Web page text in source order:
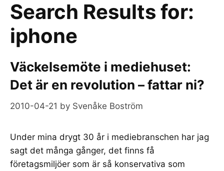
Search Results for:
iphone
Väckelsemöte i mediehuset:
Det är en revolution – fattar ni?
2010-04-21 by Svenåke Boström
Under mina drygt 30 år i mediebranschen har jag
sagt det många gånger, det finns få
företagsmiljöer som är så konservativa som